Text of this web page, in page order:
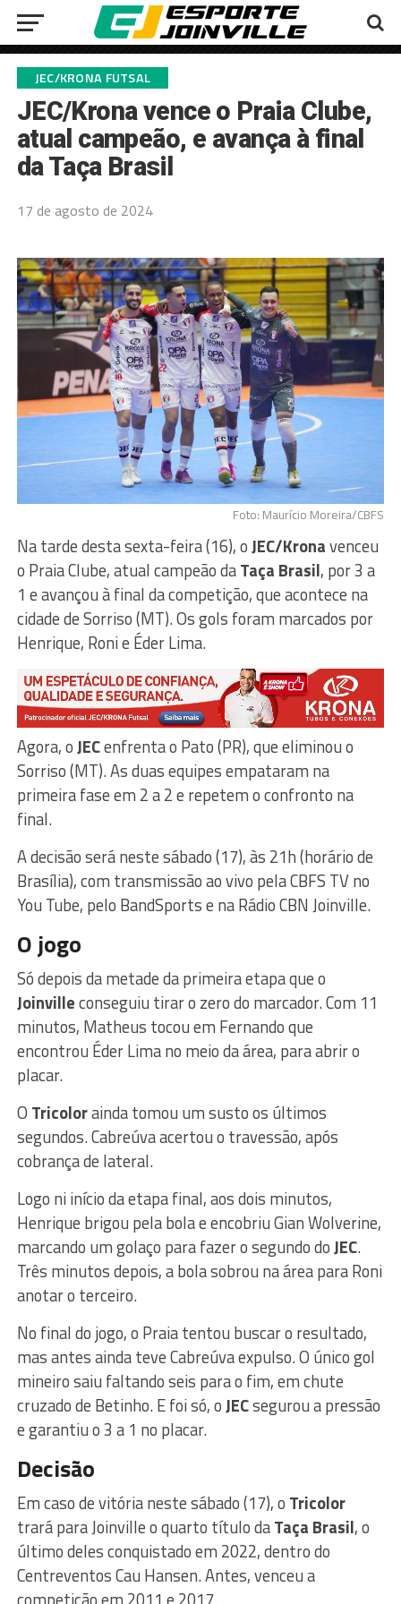
JEC/KRONA FUTSAL
JEC/Krona vence o Praia Clube,
atual campeão, e avança à final
da Taça Brasil
17 de agosto de 2024
Foto: Maurício Moreira/CBFS
Na tarde desta sexta-feira (16), oJEC/Kronavenceu
o Praia Clube, atual campeão daTaça Brasil, por 3 a
1 e avançou à final da competição, que acontece na
cidade de Sorriso (MT). Os gols foram marcados por
Henrique, Roni e Éder Lima.
Agora, oJECenfrenta o Pato (PR), que eliminou o
Sorriso (MT). As duas equipes empataram na
primeira fase em 2 a 2 e repetem o confronto na
final.
A decisão será neste sábado (17), às 21h (horário de
Brasília), com transmissão ao vivo pela CBFS TV no
You Tube, pelo BandSports e na Rádio CBN Joinville.
O jogo
Só depois da metade da primeira etapa que o
Joinvilleconseguiu tirar o zero do marcador. Com 11
minutos, Matheus tocou em Fernando que
encontrou Éder Lima no meio da área, para abrir o
placar.
O Tricolorainda tomou um susto os últimos
segundos. Cabreúva acertou o travessão, após
cobrança de lateral.
Logo ni início da etapa final, aos dois minutos,
Henrique brigou pela bola e encobriu Gian Wolverine,
marcando um golaço para fazer o segundo doJEC.
Três minutos depois, a bola sobrou na área para Roni
anotar o terceiro.
No final do jogo, o Praia tentou buscar o resultado,
mas antes ainda teve Cabreúva expulso. O único gol
mineiro saiu faltando seis para o fim, em chute
cruzado de Betinho. E foi só, oJECsegurou a pressão
e garantiu o 3 a 1 no placar.
Decisão
Em caso de vitória neste sábado (17), o Tricolor
trará para Joinville o quarto título daTaça Brasil, o
último deles conquistado em 2022, dentro do
Centreventos Cau Hansen. Antes, venceu a